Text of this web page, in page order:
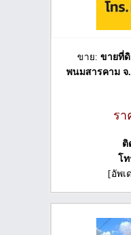
ขาย: ขายที่ดิ
พนมสารคาม จ.
รา
ติ
โ
[อัพเ